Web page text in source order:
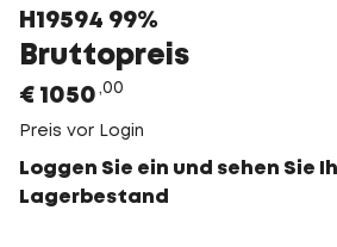
H19594 99%
Bruttopreis
€ 1050 00
Preis vor Login
Loggen Sie ein und sehen Sie
Lagerbestand